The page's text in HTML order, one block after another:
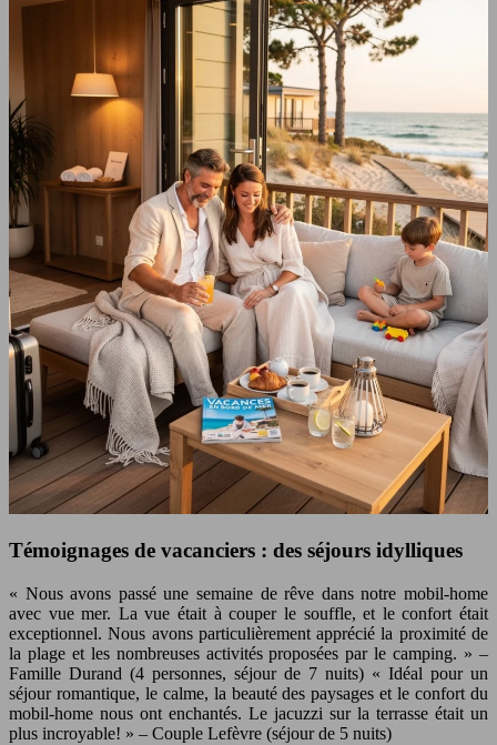
Témoignages de vacanciers : des séjours idylliques
« Nous avons passé une semaine de rêve dans notre mobil-home
avec vue mer. La vue était à couper le souffle, et le confort était
exceptionnel. Nous avons particulièrement apprécié la proximité de
la plage et les nombreuses activités proposées par le camping. » –
Famille Durand (4 personnes, séjour de 7 nuits) « Idéal pour un
séjour romantique, le calme, la beauté des paysages et le confort du
mobil-home nous ont enchantés. Le jacuzzi sur la terrasse était un
plus incroyable! » – Couple Lefèvre (séjour de 5 nuits)